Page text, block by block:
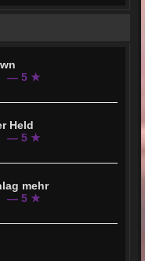
— 5 ★
Held
— 5 ★
mehr
— 5 ★